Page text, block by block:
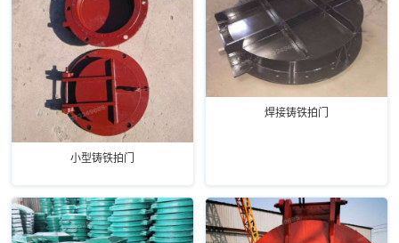
小型铸铁拍门
焊接铸铁拍门